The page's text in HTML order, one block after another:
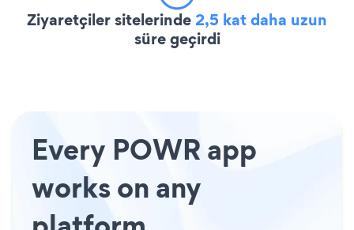
Ziyaretçiler sitelerinde2,5 kat daha uzun
süre geçirdi
Every POWR app
works on any